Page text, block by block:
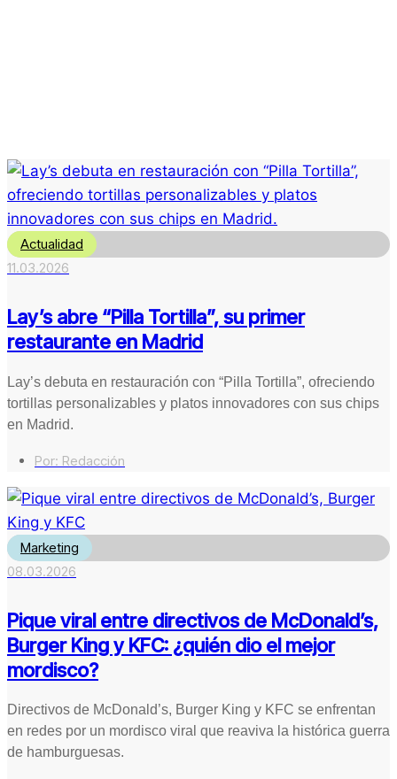
Actualidad
11.03.2026
Lay’s abre “Pilla Tortilla”, su primer
restaurante en Madrid
Lay’s debuta en restauración con “Pilla Tortilla”, ofreciendo
tortillas personalizables y platos innovadores con sus chips
en Madrid.
Por: Redacción
Marketing
08.03.2026
Pique viral entre directivos de McDonald’s,
Burger King y KFC: ¿quién dio el mejor
mordisco?
Directivos de McDonald’s, Burger King y KFC se enfrentan
en redes por un mordisco viral que reaviva la histórica guerra
de hamburguesas.